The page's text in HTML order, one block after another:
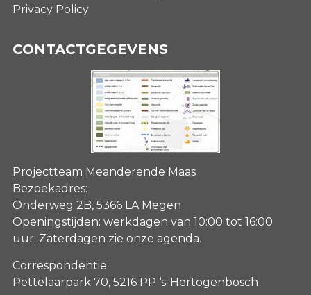
Privacy Policy
CONTACTGEGEVENS
Projectteam Meanderende Maas
Bezoekadres:
Onderweg 2B, 5366 LA Megen
Openingstijden: werkdagen van 10:00 tot 16:00
uur. Zaterdagen zie onze agenda.
Correspondentie:
Pettelaarpark 70, 5216 PP ‘s-Hertogenbosch